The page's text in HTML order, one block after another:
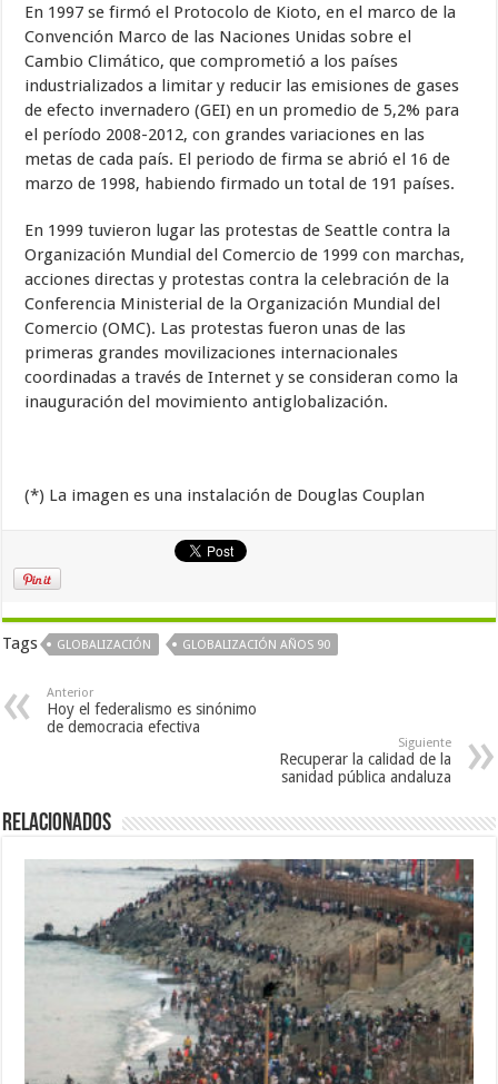
En 1997 se firmó el Protocolo de Kioto, en el marco de la
Convención Marco de las Naciones Unidas sobre el
Cambio Climático, que comprometió a los países
industrializados a limitar y reducir las emisiones de gases
de efecto invernadero (GEI) en un promedio de 5,2% para
el período 2008-2012, con grandes variaciones en las
metas de cada país. El periodo de firma se abrió el 16 de
marzo de 1998, habiendo firmado un total de 191 países.
En 1999 tuvieron lugar las protestas de Seattle contra la
Organización Mundial del Comercio de 1999 con marchas,
acciones directas y protestas contra la celebración de la
Conferencia Ministerial de la Organización Mundial del
Comercio (OMC). Las protestas fueron unas de las
primeras grandes movilizaciones internacionales
coordinadas a través de Internet y se consideran como la
inauguración del movimiento antiglobalización.
(*) La imagen es una instalación de Douglas Couplan
Tags GLOBALIZACIÓN GLOBALIZACIÓN AÑOS 90
Anterior
Hoy el federalismo es sinónimo
de democracia efectiva
Siguiente
Recuperar la calidad de la
sanidad pública andaluza
Relacionados